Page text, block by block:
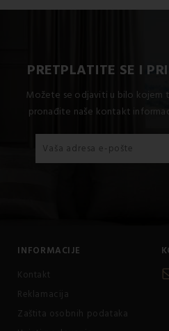
PRETPLATITE SE I
Možete se odjaviti u bilo kojem
pronađite naše kontakt
INFORMACIJE
Kontakt
Reklamacija
Zaštita osobnih podataka